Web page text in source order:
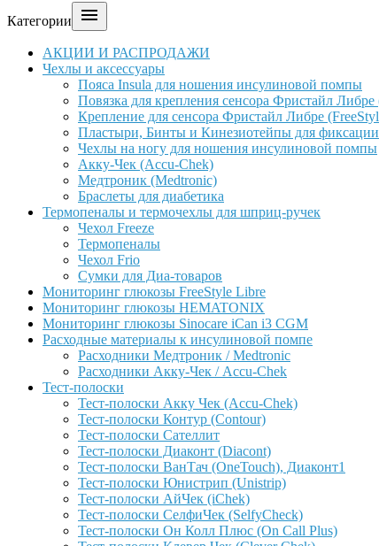
Категории 
АКЦИИ И РАСПРОДАЖИ
Чехлы и аксессуары
Пояса Insula для ношения инсулиновой помпы
Повязка для крепления сенсора Фристайл Либре
Крепление для сенсора Фристайл Либре
Пластыри, Бинты и Кинезиотейпы для
Чехлы на ногу для ношения инсулиновой помпы
Акку-Чек (Accu-Chek)
Медтроник (Medtronic)
Браслеты для диабетика
Термопеналы и термочехлы для шприц-ручек
Чехол Freeze
Термопеналы
Чехол Frio
Сумки для Диа-товаров
Мониторинг глюкозы FreeStyle Libre
Мониторинг глюкозы HEMATONIX
Мониторинг глюкозы Sinocare iCan i3 CGM
Расходные материалы к инсулиновой помпе
Расходники Медтроник / Medtronic
Расходники Акку-Чек / Accu-Chek
Тест-полоски
Тест-полоски Акку Чек (Accu-Chek)
Тест-полоски Контур (Contour)
Тест-полоски Сателлит
Тест-полоски Диаконт (Diacont)
Тест-полоски ВанТач (OneTouch), Диаконт1
Тест-полоски Юнистрип (Unistrip)
Тест-полоски АйЧек (iChek)
Тест-полоски СелфиЧек (SelfyCheck)
Тест-полоски Он Колл Плюс (On Call Plus)